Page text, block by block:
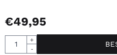
€49,95
Aantal
+
-